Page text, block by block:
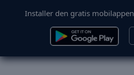
Installer den gratis mobilappen